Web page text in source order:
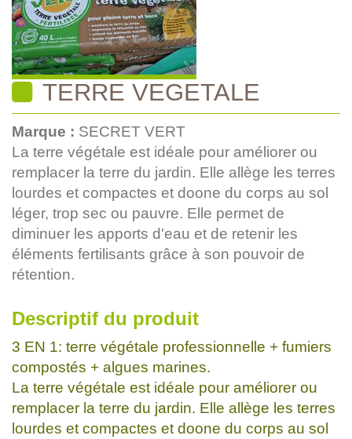
TERRE VEGETALE
Marque : SECRET VERT
La terre végétale est idéale pour améliorer ou
remplacer la terre du jardin. Elle allège les terres
lourdes et compactes et doone du corps au sol
léger, trop sec ou pauvre. Elle permet de
diminuer les apports d'eau et de retenir les
éléments fertilisants grâce à son pouvoir de
rétention.
Descriptif du produit
3 EN 1: terre végétale professionnelle + fumiers
compostés + algues marines.
La terre végétale est idéale pour améliorer ou
remplacer la terre du jardin. Elle allège les terres
lourdes et compactes et doone du corps au sol